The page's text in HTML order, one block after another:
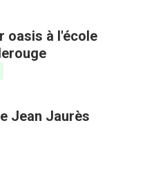
oasis à l'école
Jean Jaurès